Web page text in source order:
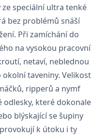
speciální ultra tenké
bez problémů snáší
Při zamíchání do
na vysokou pracovní
netaví, neblednou
taveniny. Velikost
ripperů a nymf
které dokonale
blýskající se šupiny
k útoku i ty